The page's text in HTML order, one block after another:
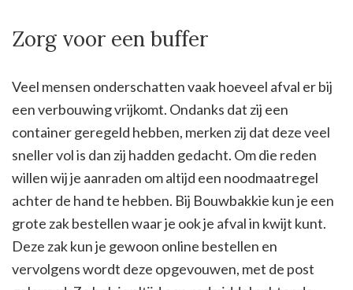
Zorg voor een buffer
Veel mensen onderschatten vaak hoeveel afval er bij
een verbouwing vrijkomt. Ondanks dat zij een
container geregeld hebben, merken zij dat deze veel
sneller vol is dan zij hadden gedacht. Om die reden
willen wij je aanraden om altijd een noodmaatregel
achter de hand te hebben. Bij Bouwbakkie kun je een
grote zak bestellen waar je ook je afval in kwijt kunt.
Deze zak kun je gewoon online bestellen en
vervolgens wordt deze opgevouwen, met de post